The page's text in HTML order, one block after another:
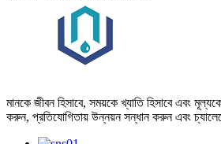
মানকে জীবন হিসাবে, সময়কে খ্যাতি হিসাবে এবং
করুন, প্রতিযোগিতায় উন্নয়ন সন্ধান করুন এবং